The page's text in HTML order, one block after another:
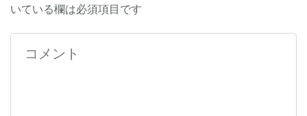
いている欄は必須項目です